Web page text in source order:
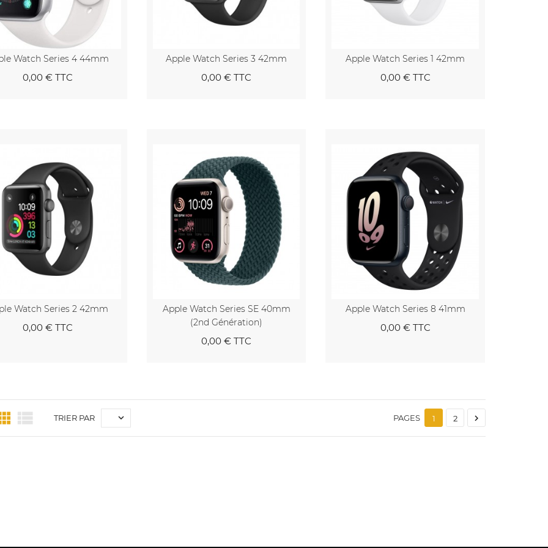
Watch Series 4 44mm
0,00 €TTC
Apple Watch Series 3 42mm
0,00 € TTC
Apple Watch Series 1 42mm
0,00 €TTC
Watch Series 2 42mm
0,00 €TTC
Apple Watch Series SE 40mm
(2nd Génération)
0,00 € TTC
Apple Watch Series 8 41mm
0,00 €TTC
 TRIER PAR  PAGES 1 2 